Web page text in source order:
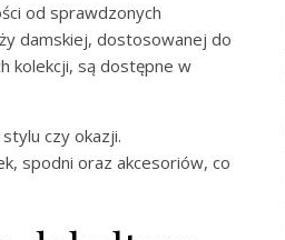
od sprawdzonych
damskiej, dostosowanej do
kolekcji, są dostępne w
czy okazji.
spodni oraz akcesoriów, co